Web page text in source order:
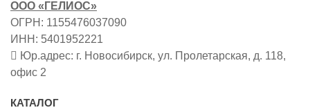
ООО «ГЕЛИОС»
ОГРН: 1155476037090
ИНН: 5401952221
Юр.адрес: г. Новосибирск, ул. Пролетарская, д. 118,
офис 2
КАТАЛОГ